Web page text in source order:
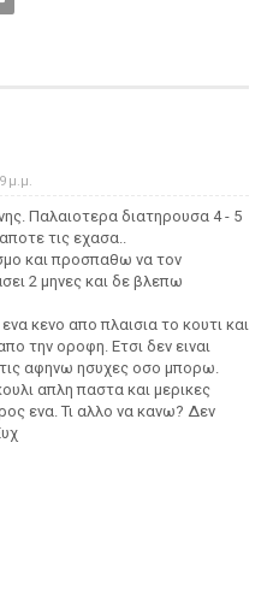
μ.μ.
Παλαιοτερα διατηρουσα 4 - 5
τις εχασα..
και προσπαθω να τον
2 μηνες και δε βλεπω
ενα κενο απο πλαισια το κουτι και
την οροφη. Ετσι δεν ειναι
αφηνω ησυχες οσο μπορω.
απλη παστα και μερικες
ενα. Τι αλλο να κανω? Δεν